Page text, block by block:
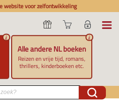
website voor zelfontwikkeling
i
Alle andere NL boeken
Reizen en vrije tijd, romans,
thrillers, kinderboeken etc.
i